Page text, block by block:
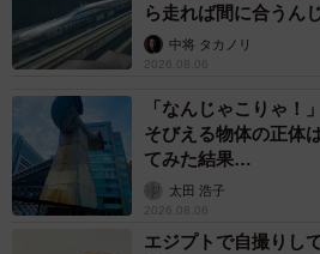
ら走れば間に合うん
係が反響
中将 タカノリ
2026.08.06
「なんじゃこりゃ！
そびえる物体の正体
てみた結果…
太田 浩子
2026.08.06
エジプトで自撮りし